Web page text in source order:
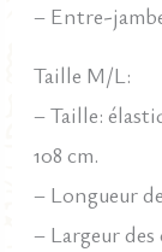
– Entre-
Taille M/L:
– Taille:
108 cm.
– Longueur
– Largeur des